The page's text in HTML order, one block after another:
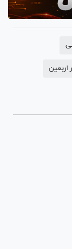
اربعین